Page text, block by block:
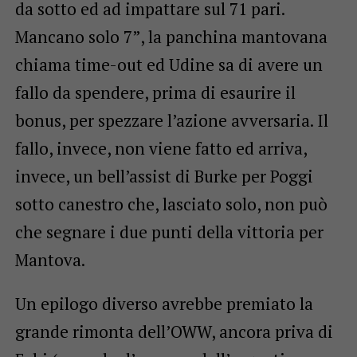
da sotto ed ad impattare sul 71 pari.
Mancano solo 7”, la panchina mantovana
chiama time-out ed Udine sa di avere un
fallo da spendere, prima di esaurire il
bonus, per spezzare l’azione avversaria. Il
fallo, invece, non viene fatto ed arriva,
invece, un bell’assist di Burke per Poggi
sotto canestro che, lasciato solo, non può
che segnare i due punti della vittoria per
Mantova.
Un epilogo diverso avrebbe premiato la
grande rimonta dell’OWW, ancora priva di